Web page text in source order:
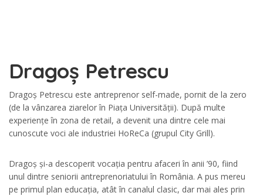
Dragoș Petrescu
Dragoș Petrescu este antreprenor self-made, pornit de la zero
(de la vânzarea ziarelor în Piața Universității). După multe
experiențe în zona de retail, a devenit una dintre cele mai
cunoscute voci ale industriei HoReCa (grupul City Grill).
Dragoș și-a descoperit vocația pentru afaceri în anii ’90, fiind
unul dintre seniorii antreprenoriatului în România. A pus mereu
pe primul plan educația, atât în canalul clasic, dar mai ales prin